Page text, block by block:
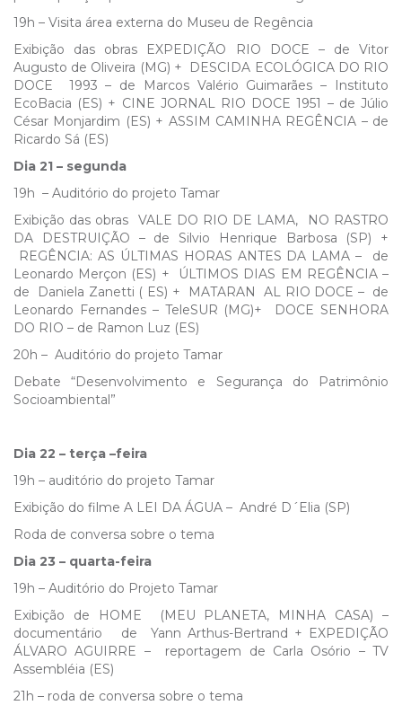
19h – Visita área externa do Museu de Regência
Exibição das obras EXPEDIÇÃO RIO DOCE – de Vitor
Augusto de Oliveira (MG) + DESCIDA ECOLÓGICA DO RIO
DOCE 1993 – de Marcos Valério Guimarães – Instituto
EcoBacia (ES) + CINE JORNAL RIO DOCE 1951 – de Júlio
César Monjardim (ES) + ASSIM CAMINHA REGÊNCIA – de
Ricardo Sá (ES)
Dia 21 – segunda
19h – Auditório do projeto Tamar
Exibição das obras VALE DO RIO DE LAMA, NO RASTRO
DA DESTRUIÇÃO – de Silvio Henrique Barbosa (SP) +
REGÊNCIA: AS ÚLTIMAS HORAS ANTES DA LAMA – de
Leonardo Merçon (ES) + ÚLTIMOS DIAS EM REGÊNCIA –
de Daniela Zanetti ( ES) + MATARAN AL RIO DOCE – de
Leonardo Fernandes – TeleSUR (MG)+ DOCE SENHORA
DO RIO – de Ramon Luz (ES)
20h – Auditório do projeto Tamar
Debate “Desenvolvimento e Segurança do Patrimônio
Socioambiental”
Dia 22 – terça –feira
19h – auditório do projeto Tamar
Exibição do filme A LEI DA ÁGUA – André D´Elia (SP)
Roda de conversa sobre o tema
Dia 23 – quarta-feira
19h – Auditório do Projeto Tamar
Exibição de HOME (MEU PLANETA, MINHA CASA) –
documentário de Yann Arthus-Bertrand + EXPEDIÇÃO
ÁLVARO AGUIRRE – reportagem de Carla Osório – TV
Assembléia (ES)
21h – roda de conversa sobre o tema